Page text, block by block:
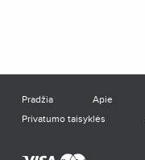
Pradžia Apie
Privatumo taisyklės